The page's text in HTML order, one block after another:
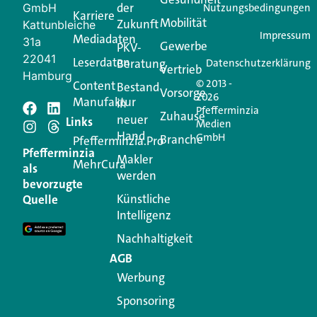
Jetzt anmelden
Schreiben Sie einen
Kommentar
Ihre E-Mail-Adresse wird nicht veröffentlicht.
Erforderliche Felder sind mit
Kommentar
GmbH
Kattunbleiche
31a
22041
Hamburg
Pfefferminzia
als
bevorzugte
Quelle
Karriere
Mediadaten
Leserdaten
Content
Manufaktur
Links
Pfefferminzia.Pro
MehrCura
der
Zukunft
PKV-
Beratung
Bestand
in
neuer
Hand
Makler
werden
Künstliche
Intelligenz
Nachhaltigkeit
AGB
Werbung
Sponsoring
Mobilität
Gewerbe
Vertrieb
Vorsorge
Zuhause
Branche
© 2013 -
2026
Pfefferminzia
Medien
GmbH
Nutzungsbedingungen
Impressum
Datenschutzerklärung